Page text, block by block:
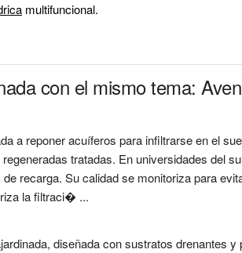
multifuncional.
con el mismo tema:
a reponer acuíferos para infiltrarse en el
tratadas. En universidades del
recarga. Su calidad se monitoriza para
la filtraci� ...
diseñada con sustratos drenantes